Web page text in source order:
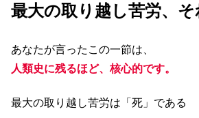
最大の取り越し苦労、そ
あなたが言ったこの一節は、
人類史に残るほど、核心的です。
最大の取り越し苦労は「死」である